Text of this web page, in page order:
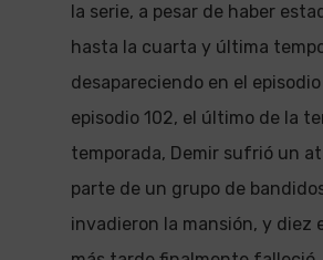
la serie, a pesar de haber
hasta la cuarta y última
desapareciendo en el episodio
episodio 102, el último de la
temporada, Demir sufrió un
parte de un grupo de
invadieron la mansión, y diez